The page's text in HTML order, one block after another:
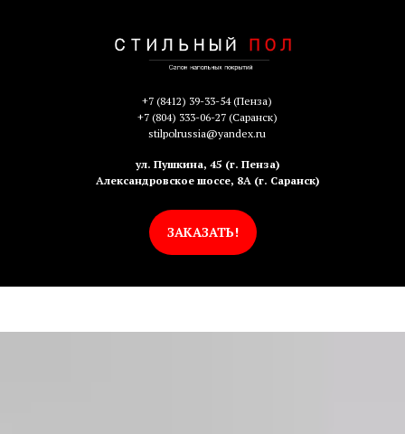
+7 (8412) 39-33-54(Пенза)
+7 (804) 333-06-27(Саранск)
stilpolrussia@yandex.ru
ул. Пушкина, 45 (г. Пенза)
Александровское шоссе, 8А (г. Саранск)
ЗАКАЗАТЬ!